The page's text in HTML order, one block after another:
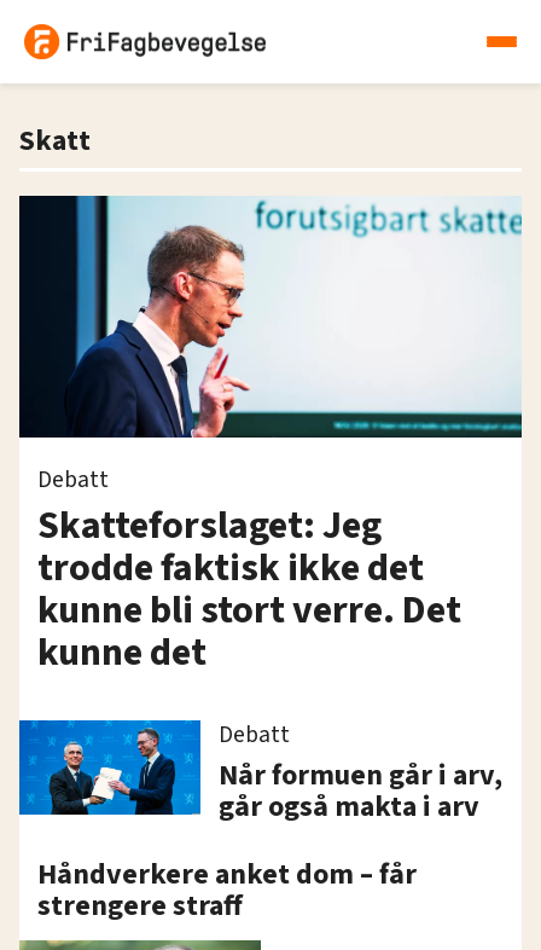
Skatt
Debatt
Skatteforslaget: Jeg
trodde faktisk ikke det
kunne bli stort verre. Det
kunne det
Debatt
Når formuen går i arv,
går også makta i arv
Håndverkere anket dom – får
strengere straff